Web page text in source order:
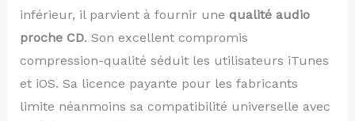
inférieur, il parvient à fournir une qualité audio
proche CD. Son excellent compromis
compression-qualité séduit les utilisateurs iTunes
et iOS. Sa licence payante pour les fabricants
limite néanmoins sa compatibilité universelle avec